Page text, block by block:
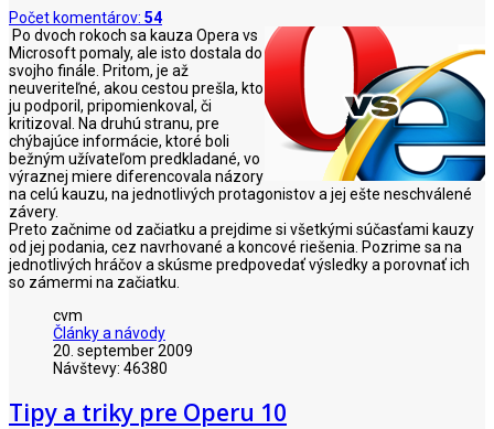
Počet komentárov: 54
Po dvoch rokoch sa kauza Opera vs
Microsoft pomaly, ale isto dostala do
svojho finále. Pritom, je až
neuveriteľné, akou cestou prešla, kto
ju podporil, pripomienkoval, či
kritizoval. Na druhú stranu, pre
chýbajúce informácie, ktoré boli
bežným užívateľom predkladané, vo
výraznej miere diferencovala názory
na celú kauzu, na jednotlivých protagonistov a jej ešte neschválené
závery.
Preto začnime od začiatku a prejdime si všetkými súčasťami kauzy
od jej podania, cez navrhované a koncové riešenia. Pozrime sa na
jednotlivých hráčov a skúsme predpovedať výsledky a porovnať ich
so zámermi na začiatku.
cvm
Články a návody
20. september 2009
Návštevy: 46380
Tipy a triky pre Operu 10